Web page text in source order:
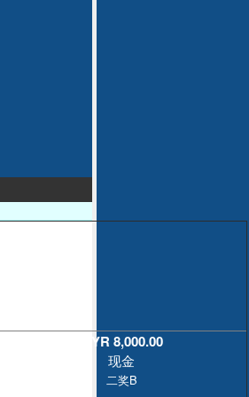
MYR 8,000.00
现金
二奖B